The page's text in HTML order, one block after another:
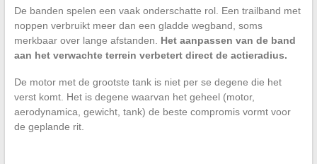
De banden spelen een vaak onderschatte rol. Een trailband met
noppen verbruikt meer dan een gladde wegband, soms
merkbaar over lange afstanden. Het aanpassen van de band
aan het verwachte terrein verbetert direct de actieradius.
De motor met de grootste tank is niet per se degene die het
verst komt. Het is degene waarvan het geheel (motor,
aerodynamica, gewicht, tank) de beste compromis vormt voor
de geplande rit.